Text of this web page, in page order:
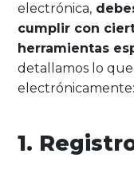
electrónica,
cumplir con
herramientas
detallamos lo
electrónicamente:
1.